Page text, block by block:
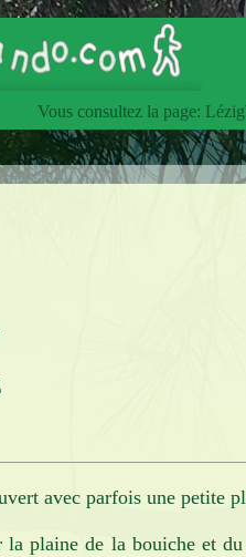
articles
Vous consultez la page:
avec parfois une petite
plaine de la bouiche et